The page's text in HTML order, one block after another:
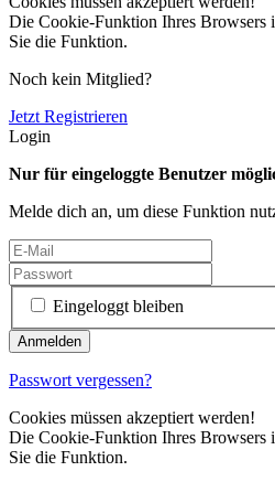
Die Cookie-Funktion Ihres Browsers
Sie die Funktion.
Noch kein Mitglied?
Jetzt Registrieren
Login
Nur für eingeloggte Benutzer
Melde dich an, um diese Funktion
Eingeloggt bleiben
Passwort vergessen?
Cookies müssen akzeptiert werden!
Die Cookie-Funktion Ihres Browsers
Sie die Funktion.